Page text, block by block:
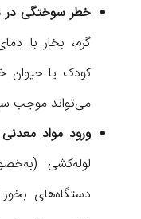
خطر سوختگی در
گرم، بخار با
کودک یا حیوان
می‌تواند موجب
ورود مواد
لوله‌کشی
دستگاه‌های